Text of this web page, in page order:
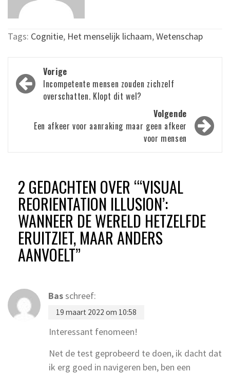
Tags: Cognitie, Het menselijk lichaam,Wetenschap
Bericht
navigatie
Vorige
Incompetente mensen zouden zichzelf
overschatten. Klopt dit wel?
Volgende
Een afkeer voor aanraking maar geen afkeer
voor mensen
2 GEDACHTEN OVER “‘VISUAL
REORIENTATION ILLUSION’:
WANNEER DE WERELD HETZELFDE
ERUITZIET, MAAR ANDERS
AANVOELT”
Basschreef:
19 maart 2022 om 10:58
Interessant fenomeen!
Net de test geprobeerd te doen, ik dacht dat
ik erg goed in navigeren ben, ben een